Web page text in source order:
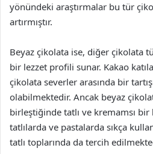
yönündeki araştırmalar bu tür
artırmıştır.
Beyaz çikolata ise, diğer çikolata
bir lezzet profili sunar. Kakao
çikolata severler arasında bir
olabilmektedir. Ancak beyaz
birleştiğinde tatlı ve kremamsı
tatlılarda ve pastalarda sıkça
tatlı toplarında da tercih